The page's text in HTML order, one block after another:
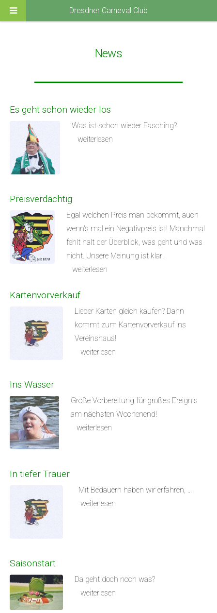
News
Es geht schon wieder los
Was ist schon wieder Fasching?
weiterlesen
Preisverdächtig
Egal welchen Preis man bekommt, auch
wenn's mal ein Negativpreis ist! Manchmal
fehlt halt der Überblick, was geht und was
nicht. Unsere Meinung ist klar!
weiterlesen
Kartenvorverkauf
Lieber Karten gleich kaufen? Dann
kommt zum Kartenvorverkauf ins
Vereinshaus!
weiterlesen
Ins Wasser
Große Vorbereitung für großes Ereignis
am nächsten Wochenend!
weiterlesen
In tiefer Trauer
Mit Bedauern haben wir erfahren, ...
weiterlesen
Saisonstart
Da geht doch noch was?
weiterlesen
Dresdner Carneval Club